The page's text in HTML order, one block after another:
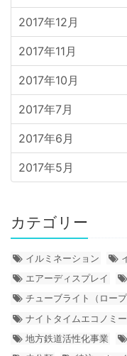
2017年12月
2017年11月
2017年10月
2017年7月
2017年6月
2017年5月
カテゴリー
イルミネーション
エアーディスプレイ
チューブライト（ロープ
ナイトタイムエコノミー
地方鉄道活性化事業